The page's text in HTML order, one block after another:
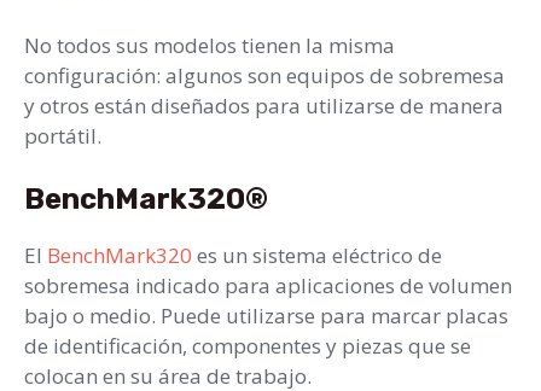
No todos sus modelos tienen la misma
configuración: algunos son equipos de sobremesa
y otros están diseñados para utilizarse de manera
portátil.
BenchMark320®
El BenchMark320 es un sistema eléctrico de
sobremesa indicado para aplicaciones de volumen
bajo o medio. Puede utilizarse para marcar placas
de identificación, componentes y piezas que se
colocan en su área de trabajo.